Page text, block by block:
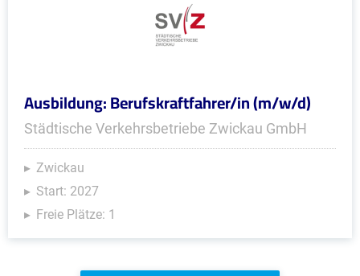
Ausbildung: Berufskraftfahrer/in (m/w/d)
Städtische Verkehrsbetriebe Zwickau GmbH
Zwickau
Start: 2027
Freie Plätze: 1